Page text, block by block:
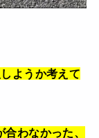
ようか考えて
わなかった、